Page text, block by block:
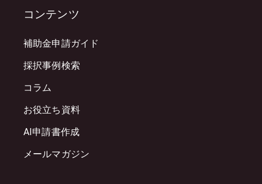
コンテンツ
補助金申請ガイド
採択事例検索
コラム
お役立ち資料
AI申請書作成
メールマガジン